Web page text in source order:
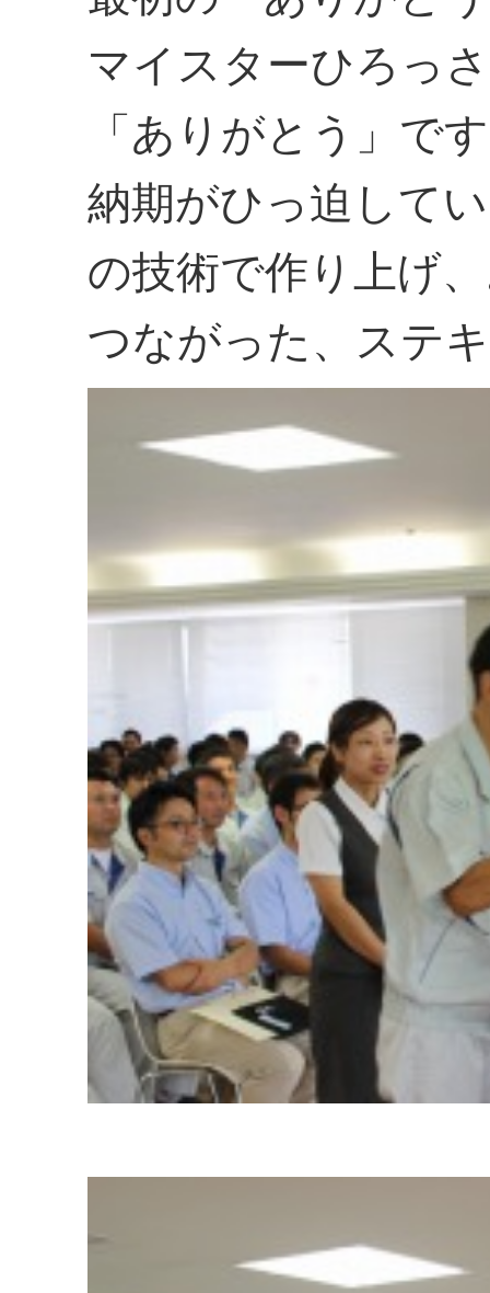
マイスターひろっ
「ありがとう」で
納期がひっ迫して
の技術で作り上げ
つながった、ステ